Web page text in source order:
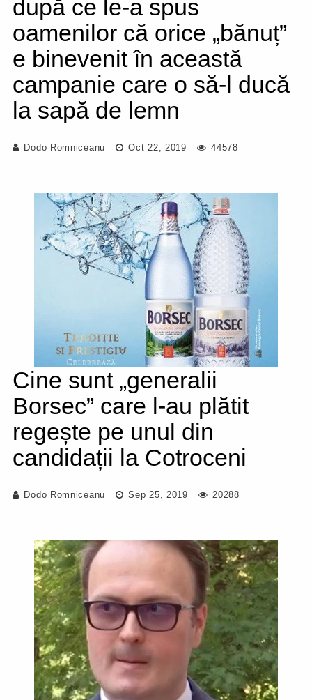
după ce le-a spus
oamenilor că orice „bănuț”
e binevenit în această
campanie care o să-l ducă
la sapă de lemn
Dodo Romniceanu Oct 22, 2019 44578
Cine sunt „generalii
Borsec” care l-au plătit
regește pe unul din
candidații la Cotroceni
Dodo Romniceanu Sep 25, 2019 20288